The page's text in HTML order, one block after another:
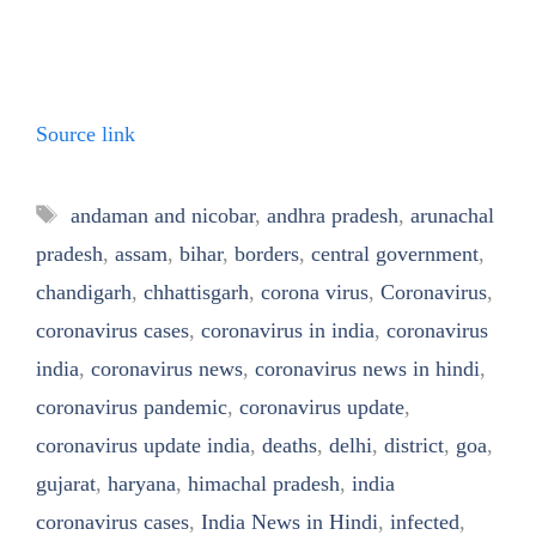
Source link
Tags
andaman and nicobar, andhra pradesh, arunachal
pradesh, assam, bihar, borders, central government,
chandigarh, chhattisgarh, corona virus, Coronavirus,
coronavirus cases, coronavirus in india, coronavirus
india, coronavirus news, coronavirus news in hindi,
coronavirus pandemic, coronavirus update,
coronavirus update india, deaths, delhi, district, goa,
gujarat, haryana, himachal pradesh, india
coronavirus cases, India News in Hindi, infected,